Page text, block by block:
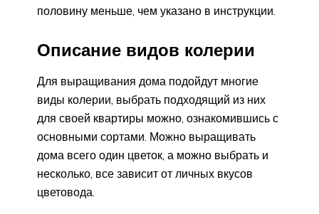
половину меньше, чем указано в инструкции.
Описание видов колерии
Для выращивания дома подойдут многие
виды колерии, выбрать подходящий из них
для своей квартиры можно, ознакомившись с
основными сортами. Можно выращивать
дома всего один цветок, а можно выбрать и
несколько, все зависит от личных вкусов
цветовода.